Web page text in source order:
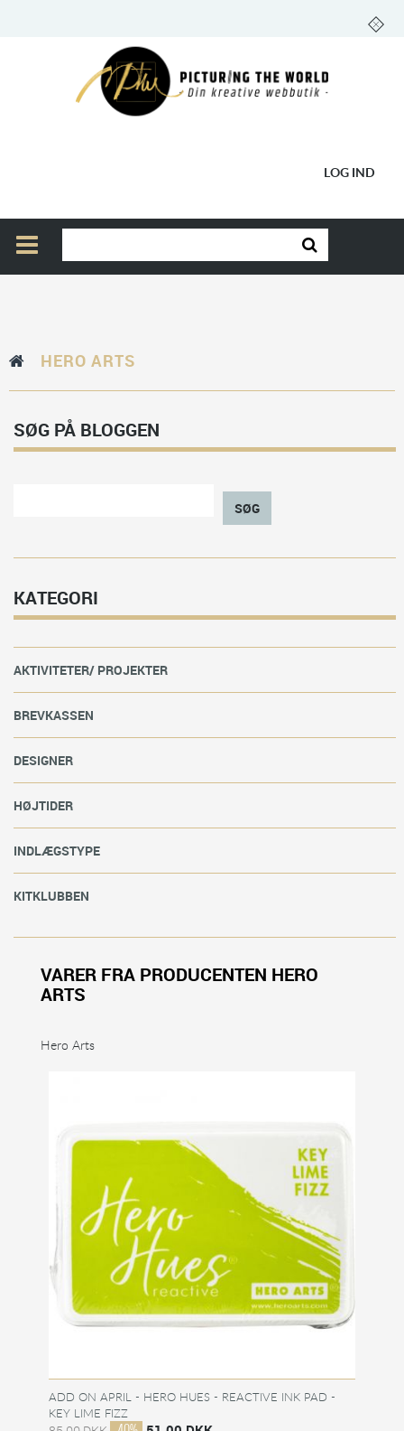
LOG IND
HERO ARTS
SØG PÅ BLOGGEN
SØG
KATEGORI
AKTIVITETER/ PROJEKTER
BREVKASSEN
DESIGNER
HØJTIDER
INDLÆGSTYPE
KITKLUBBEN
VARER FRA PRODUCENTEN HERO
ARTS
Hero Arts
ADD ON APRIL - HERO HUES - REACTIVE INK PAD -
KEY LIME FIZZ